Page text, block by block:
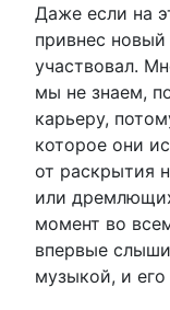
Даже если на
привнес
участвовал.
мы не знаем,
карьеру,
которое они
от раскрытия
или
момент во
впервые
музыкой, и